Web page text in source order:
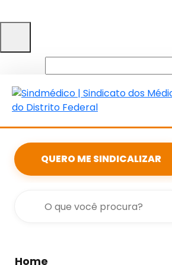
por:
QUERO ME SINDICALIZAR
Home